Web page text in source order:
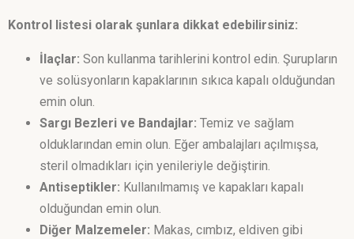
Kontrol listesi olarak şunlara dikkat edebilirsiniz:
İlaçlar: Son kullanma tarihlerini kontrol edin. Şurupların
ve solüsyonların kapaklarının sıkıca kapalı olduğundan
emin olun.
Sargı Bezleri ve Bandajlar: Temiz ve sağlam
olduklarından emin olun. Eğer ambalajları açılmışsa,
steril olmadıkları için yenileriyle değiştirin.
Antiseptikler: Kullanılmamış ve kapakları kapalı
olduğundan emin olun.
Diğer Malzemeler: Makas, cımbız, eldiven gibi